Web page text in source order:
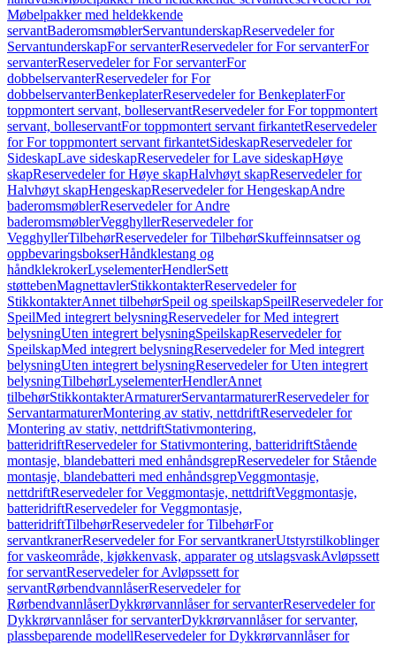
Møbelpakker med heldekkende
servantBaderomsmøblerServantunderskapReservedeler for
ServantunderskapFor servanterReservedeler for For servanterFor
servanterReservedeler for For servanterFor
dobbelservanterReservedeler for For
dobbelservanterBenkeplaterReservedeler for BenkeplaterFor
toppmontert servant, bolleservantReservedeler for For toppmontert
servant, bolleservantFor toppmontert servant firkantetReservedeler
for For toppmontert servant firkantetSideskapReservedeler for
SideskapLave sideskapReservedeler for Lave sideskapHøye
skapReservedeler for Høye skapHalvhøyt skapReservedeler for
Halvhøyt skapHengeskapReservedeler for HengeskapAndre
baderomsmøblerReservedeler for Andre
baderomsmøblerVegghyllerReservedeler for
VegghyllerTilbehørReservedeler for TilbehørSkuffeinnsatser og
oppbevaringsbokserHåndklestang og
håndklekrokerLyselementerHendlerSett
støttebenMagnettavlerStikkontakterReservedeler for
StikkontakterAnnet tilbehørSpeil og speilskapSpeilReservedeler for
SpeilMed integrert belysningReservedeler for Med integrert
belysningUten integrert belysningSpeilskapReservedeler for
SpeilskapMed integrert belysningReservedeler for Med integrert
belysningUten integrert belysningReservedeler for Uten integrert
belysningTilbehørLyselementerHendlerAnnet
tilbehørStikkontakterArmaturerServantarmaturerReservedeler for
ServantarmaturerMontering av stativ, nettdriftReservedeler for
Montering av stativ, nettdriftStativmontering,
batteridriftReservedeler for Stativmontering, batteridriftStående
montasje, blandebatteri med enhåndsgrepReservedeler for Stående
montasje, blandebatteri med enhåndsgrepVeggmontasje,
nettdriftReservedeler for Veggmontasje, nettdriftVeggmontasje,
batteridriftReservedeler for Veggmontasje,
batteridriftTilbehørReservedeler for TilbehørFor
servantkranerReservedeler for For servantkranerUtstyrstilkoblinger
for vaskeområde, kjøkkenvask, apparater og utslagsvaskAvløpssett
for servantReservedeler for Avløpssett for
servantRørbendvannlåserReservedeler for
RørbendvannlåserDykkrørvannlåser for servanterReservedeler for
Dykkrørvannlåser for servanterDykkrørvannlåser for servanter,
plassbeparende modellReservedeler for Dykkrørvannlåser for